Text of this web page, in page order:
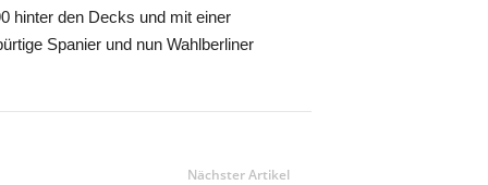
hinter den Decks und mit einer
Spanier und nun Wahlberliner
Nächster Artikel